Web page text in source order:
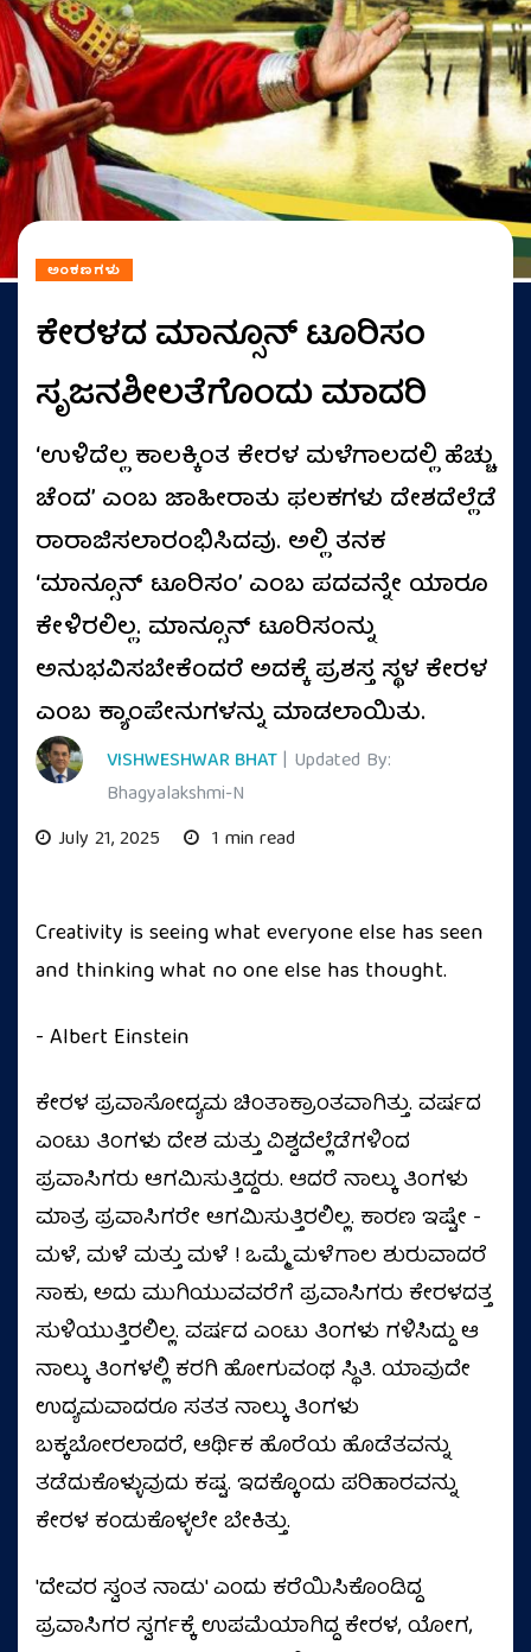
ಅಂಕಣಗಳು
ಕೇರಳದ ಮಾನ್ಸೂನ್ ಟೂರಿಸಂ
ಸೃಜನಶೀಲತೆಗೊಂದು ಮಾದರಿ
‘ಉಳಿದೆಲ್ಲ ಕಾಲಕ್ಕಿಂತ ಕೇರಳ ಮಳೆಗಾಲದಲ್ಲಿ ಹೆಚ್ಚು
ಚೆಂದ’ ಎಂಬ ಜಾಹೀರಾತು ಫಲಕಗಳು ದೇಶದೆಲ್ಲೆಡೆ
ರಾರಾಜಿಸಲಾರಂಭಿಸಿದವು. ಅಲ್ಲಿ ತನಕ
‘ಮಾನ್ಸೂನ್ ಟೂರಿಸಂ’ ಎಂಬ ಪದವನ್ನೇ ಯಾರೂ
ಕೇಳಿರಲಿಲ್ಲ. ಮಾನ್ಸೂನ್ ಟೂರಿಸಂನ್ನು
ಅನುಭವಿಸಬೇಕೆಂದರೆ ಅದಕ್ಕೆ ಪ್ರಶಸ್ತ ಸ್ಥಳ ಕೇರಳ
ಎಂಬ ಕ್ಯಾಂಪೇನುಗಳನ್ನು ಮಾಡಲಾಯಿತು.
VISHWESHWAR BHAT| Updated By:
Bhagyalakshmi-N
July 21, 2025
1 min read
Creativity is seeing what everyone else has seen
and thinking what no one else has thought.
- Albert Einstein
ಕೇರಳ ಪ್ರವಾಸೋದ್ಯಮ ಚಿಂತಾಕ್ರಾಂತವಾಗಿತ್ತು. ವರ್ಷದ
ಎಂಟು ತಿಂಗಳು ದೇಶ ಮತ್ತು ವಿಶ್ವದೆಲ್ಲೆಡೆಗಳಿಂದ
ಪ್ರವಾಸಿಗರು ಆಗಮಿಸುತ್ತಿದ್ದರು. ಆದರೆ ನಾಲ್ಕು ತಿಂಗಳು
ಮಾತ್ರ ಪ್ರವಾಸಿಗರೇ ಆಗಮಿಸುತ್ತಿರಲಿಲ್ಲ. ಕಾರಣ ಇಷ್ಟೇ -
ಮಳೆ, ಮಳೆ ಮತ್ತು ಮಳೆ ! ಒಮ್ಮೆ ಮಳೆಗಾಲ ಶುರುವಾದರೆ
ಸಾಕು, ಅದು ಮುಗಿಯುವವರೆಗೆ ಪ್ರವಾಸಿಗರು ಕೇರಳದತ್ತ
ಸುಳಿಯುತ್ತಿರಲಿಲ್ಲ. ವರ್ಷದ ಎಂಟು ತಿಂಗಳು ಗಳಿಸಿದ್ದು ಆ
ನಾಲ್ಕು ತಿಂಗಳಲ್ಲಿ ಕರಗಿ ಹೋಗುವಂಥ ಸ್ಥಿತಿ. ಯಾವುದೇ
ಉದ್ಯಮವಾದರೂ ಸತತ ನಾಲ್ಕು ತಿಂಗಳು
ಬಕ್ಕಬೋರಲಾದರೆ, ಆರ್ಥಿಕ ಹೊರೆಯ ಹೊಡೆತವನ್ನು
ತಡೆದುಕೊಳ್ಳುವುದು ಕಷ್ಟ. ಇದಕ್ಕೊಂದು ಪರಿಹಾರವನ್ನು
ಕೇರಳ ಕಂಡುಕೊಳ್ಳಲೇ ಬೇಕಿತ್ತು.
'ದೇವರ ಸ್ವಂತ ನಾಡು' ಎಂದು ಕರೆಯಿಸಿಕೊಂಡಿದ್ದ
ಪ್ರವಾಸಿಗರ ಸ್ವರ್ಗಕ್ಕೆ ಉಪಮೆಯಾಗಿದ್ದ ಕೇರಳ, ಯೋಗ,